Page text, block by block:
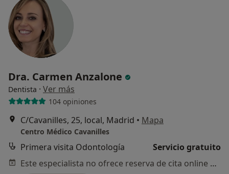
Dra. Carmen Anzalone
Dentista · Ver más
104 opiniones
C/Cavanilles, 25, local, Madrid • Mapa
Centro Médico Cavanilles
Primera visita Odontología
Servicio gratuito
Este especialista no ofrece reserva de cita online en esta dirección.